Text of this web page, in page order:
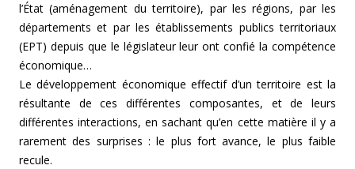
l’État (aménagement du territoire), par les régions, par les
départements et par les établissements publics territoriaux
(EPT) depuis que le législateur leur ont confié la compétence
économique…
Le développement économique effectif d’un territoire est la
résultante de ces différentes composantes, et de leurs
différentes interactions, en sachant qu’en cette matière il y a
rarement des surprises : le plus fort avance, le plus faible
recule.